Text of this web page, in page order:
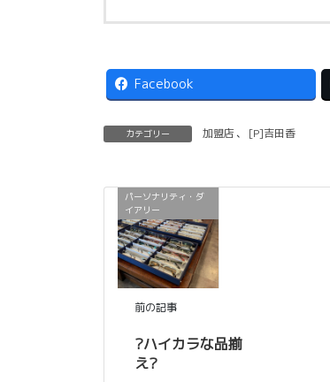
Facebook
カテゴリー 加盟店 、 [P]吉田香
パーソナリティ・ダ
イアリー
前の記事
?ハイカラな品揃
え?